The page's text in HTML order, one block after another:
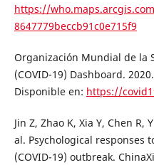
https://
8647779beccb91c0e715f9
Organización Mundial de la
(COVID-19) Dashboard.
Disponible en: https://
Jin Z, Zhao K, Xia Y, Chen
al. Psychological responses
(COVID-19) outbreak.